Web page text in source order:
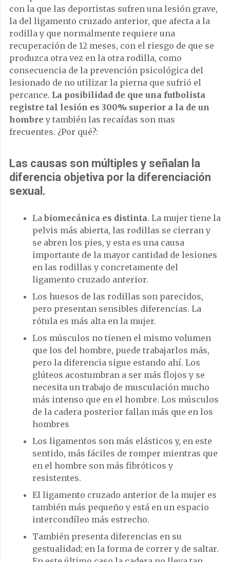
con la que las deportistas sufren una lesión grave,
la del ligamento cruzado anterior, que afecta a la
rodilla y que normalmente requiere una
recuperación de 12 meses, con el riesgo de que se
produzca otra vez en la otra rodilla, como
consecuencia de la prevención psicológica del
lesionado de no utilizar la pierna que sufrió el
percance. La posibilidad de que una futbolista
registre tal lesión es 300% superior a la de un
hombre y también las recaídas son mas
frecuentes. ¿Por qué?:
Las causas son múltiples y señalan la
diferencia objetiva por la diferenciación
sexual.
La biomecánica es distinta. La mujer tiene la
pelvis más abierta, las rodillas se cierran y
se abren los pies, y esta es una causa
importante de la mayor cantidad de lesiones
en las rodillas y concretamente del
ligamento cruzado anterior.
Los huesos de las rodillas son parecidos,
pero presentan sensibles diferencias. La
rótula es más alta en la mujer.
Los músculos no tienen el mismo volumen
que los del hombre, puede trabajarlos más,
pero la diferencia sigue estando ahí. Los
glúteos acostumbran a ser más flojos y se
necesita un trabajo de musculación mucho
más intenso que en el hombre. Los músculos
de la cadera posterior fallan más que en los
hombres
Los ligamentos son más elásticos y, en este
sentido, más fáciles de romper mientras que
en el hombre son más fibróticos y
resistentes.
El ligamento cruzado anterior de la mujer es
también más pequeño y está en un espacio
intercondíleo más estrecho.
También presenta diferencias en su
gestualidad; en la forma de correr y de saltar.